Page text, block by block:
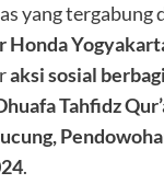
yang tergabung
Honda
aksi sosial
Tahfidz
.